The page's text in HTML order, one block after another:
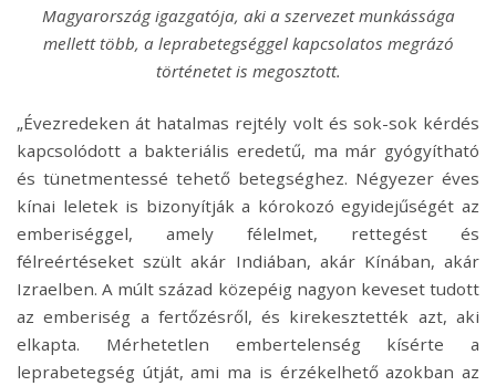
Magyarország igazgatója, aki a szervezet munkássága
mellett több, a leprabetegséggel kapcsolatos megrázó
történetet is megosztott.
„Évezredeken át hatalmas rejtély volt és sok-sok kérdés
kapcsolódott a bakteriális eredetű, ma már gyógyítható
és tünetmentessé tehető betegséghez. Négyezer éves
kínai leletek is bizonyítják a kórokozó egyidejűségét az
emberiséggel, amely félelmet, rettegést és
félreértéseket szült akár Indiában, akár Kínában, akár
Izraelben. A múlt század közepéig nagyon keveset tudott
az emberiség a fertőzésről, és kirekesztették azt, aki
elkapta. Mérhetetlen embertelenség kísérte a
leprabetegség útját, ami ma is érzékelhető azokban az